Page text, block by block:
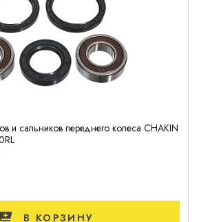
и сальников переднего колеса CHAKIN
В КОРЗИНУ